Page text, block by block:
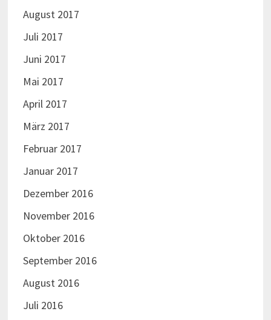
August 2017
Juli 2017
Juni 2017
Mai 2017
April 2017
März 2017
Februar 2017
Januar 2017
Dezember 2016
November 2016
Oktober 2016
September 2016
August 2016
Juli 2016